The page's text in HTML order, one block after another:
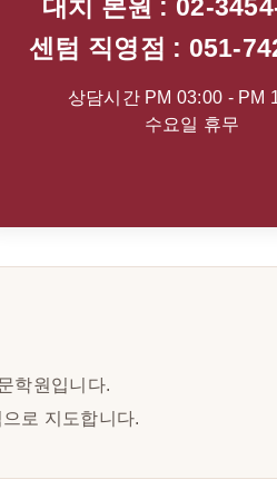
대치 본원 : 02-
센텀 직영점 : 051-
상담시간 PM 03:00 - PM
수요일 휴무
학원입니다.
로 지도합니다.